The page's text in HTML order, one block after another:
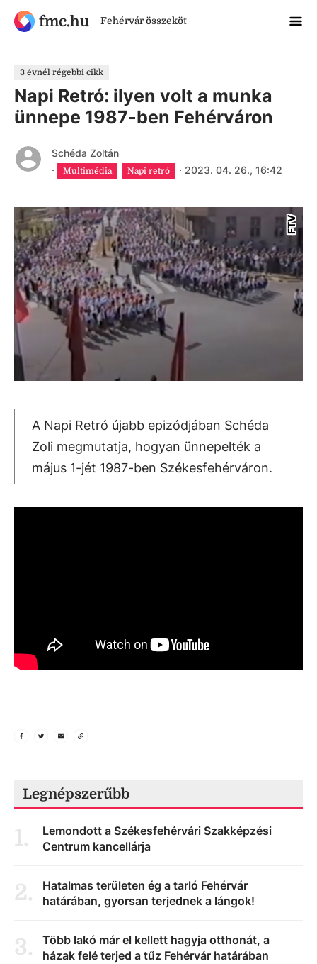
fmc.hu Fehérvár összeköt
3 évnél régebbi cikk
Napi Retró: ilyen volt a munka
ünnepe 1987-ben Fehérváron
Schéda Zoltán
·
Multimédia Napi retró · 2023. 04. 26., 16:42
FTV
A Napi Retró újabb epizódjában Schéda
Zoli megmutatja, hogyan ünnepelték a
május 1-jét 1987-ben Székesfehérváron.
Legnépszerűbb
1.
Lemondott a Székesfehérvári Szakképzési
Centrum kancellárja
2.
Hatalmas területen ég a tarló Fehérvár
határában, gyorsan terjednek a lángok!
3.
Több lakó már el kellett hagyja otthonát, a
házak felé terjed a tűz Fehérvár határában